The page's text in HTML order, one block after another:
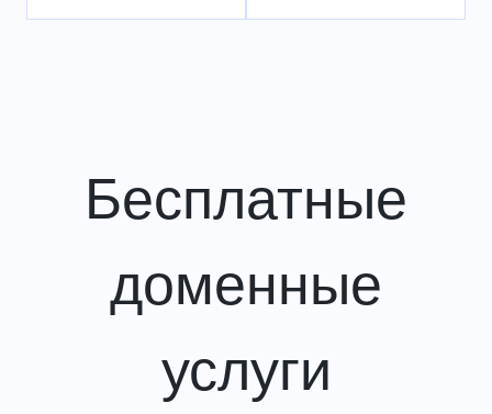
Бесплатные
доменные
услуги